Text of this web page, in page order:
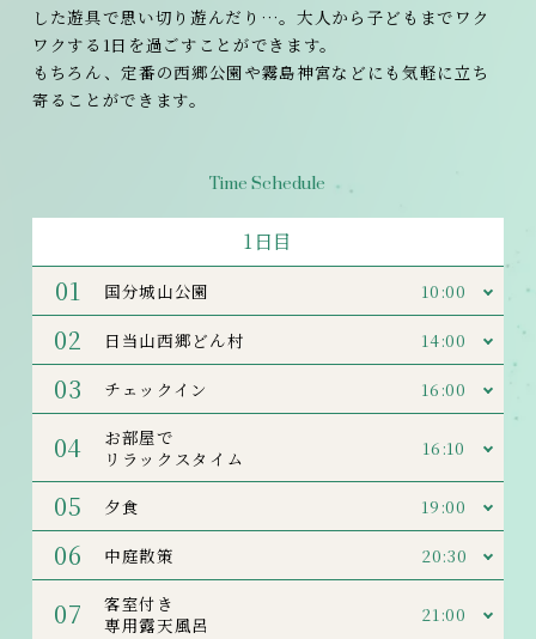
した遊具で思い切り遊んだり…。大人から子どもまでワク
ワクする1日を過ごすことができます。
もちろん、定番の西郷公園や霧島神宮などにも気軽に立ち
寄ることができます。
Time Schedule
1日目
01 国分城山公園 10:00
02 日当山西郷どん村 14:00
03 チェックイン 16:00
04
お部屋で
リラックスタイム
16:10
05 夕食 19:00
06 中庭散策 20:30
07
客室付き
専用露天風呂
21:00